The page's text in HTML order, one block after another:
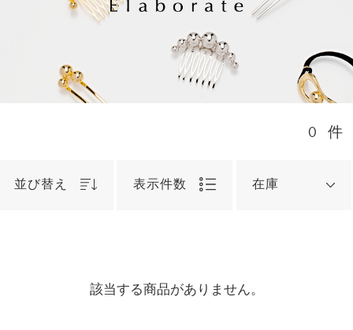
0 件
並び替え 表示件数 在庫
該当する商品がありません。